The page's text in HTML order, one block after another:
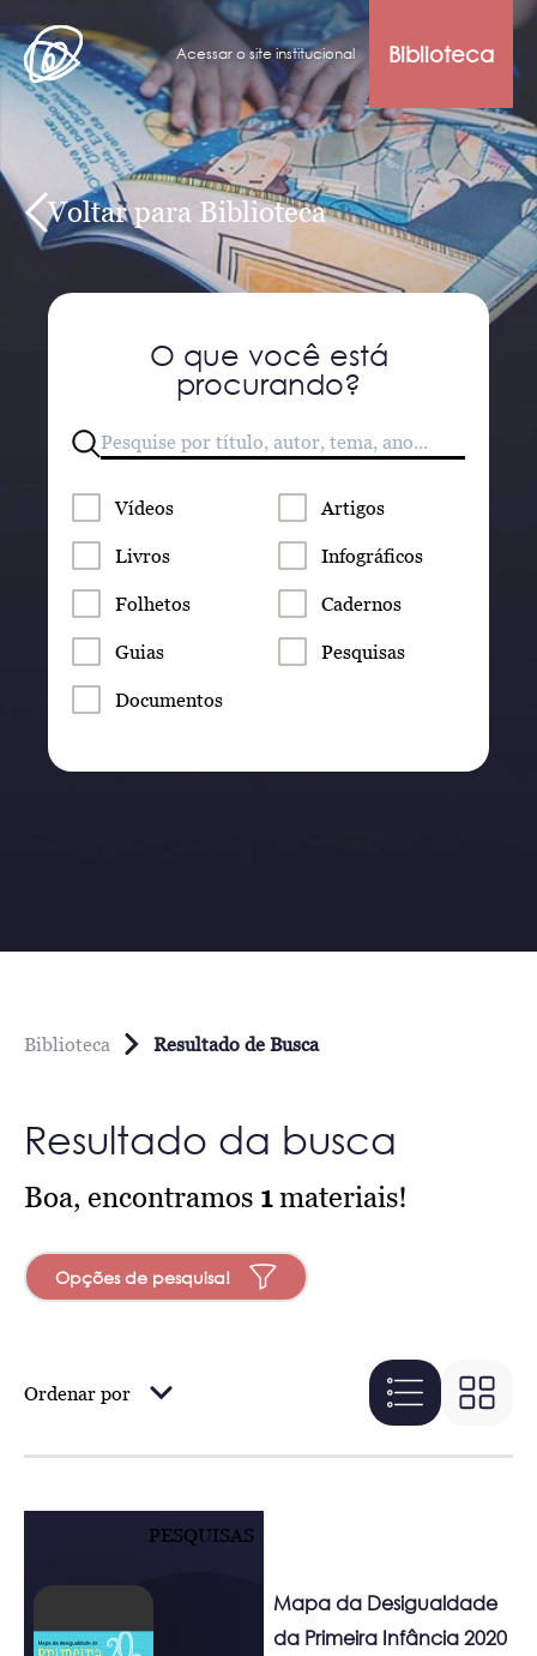
Acessar o site institucional Biblioteca
Voltar para Biblioteca
O que você está
procurando?
Vídeos Artigos
Livros Infográficos
Folhetos Cadernos
Guias Pesquisas
Documentos
Biblioteca Resultado de Busca
Resultado da busca
Boa, encontramos 1materiais!
Opções de pesquisa!
Ordenar por
PESQUISAS
Mapa da Desigualdade
da Primeira Infância 2020